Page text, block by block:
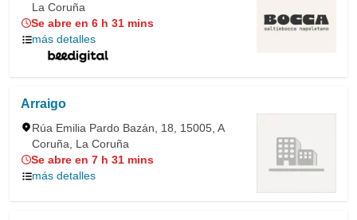
La Coruña
Se abre en 6 h 31 mins
más detalles
Arraigo
Rúa Emilia Pardo Bazán, 18, 15005, A
Coruña, La Coruña
Se abre en 7 h 31 mins
más detalles